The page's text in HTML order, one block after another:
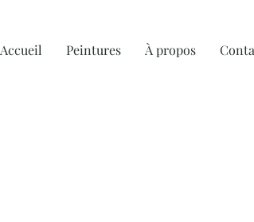
Accueil Peintures À propos